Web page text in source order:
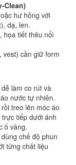
Clean)
hư hỏng với
dạ, len.
họa tiết thêu nổi
vest) cần giữ form
làm co rút và
nước tự nhiên.
treo lên móc áo
tiếp dưới ánh
ố vàng.
chế độ phun
từng chất liệu